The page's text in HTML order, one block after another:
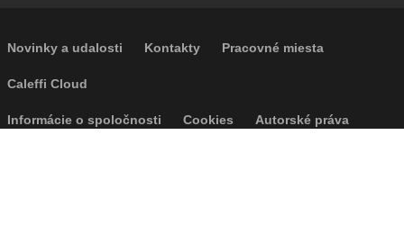
Footer secondary navigation
Novinky a udalosti Kontakty Pracovné miesta
Caleffi Cloud
Footer menu
Informácie o spoločnosti Cookies Autorské práva